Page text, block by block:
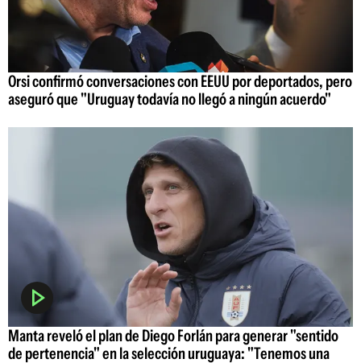
Orsi confirmó conversaciones con EEUU por deportados, pero
aseguró que "Uruguay todavía no llegó a ningún acuerdo"
Manta reveló el plan de Diego Forlán para generar "sentido
de pertenencia" en la selección uruguaya: "Tenemos una